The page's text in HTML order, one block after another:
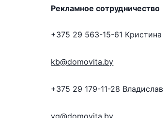
Рекламное сотрудничество
+375 29 563-15-61 Кристина
kb@domovita.by
+375 29 179-11-28 Владислав
vg@domovita.by